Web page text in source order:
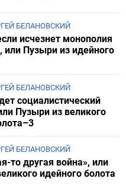
БЕЛАНОВСКИЙ
исчезнет монополия
или Пузыри из идейного
БЕЛАНОВСКИЙ
социалистический
Пузыри из великого
БЕЛАНОВСКИЙ
то другая война», или
идейного болота